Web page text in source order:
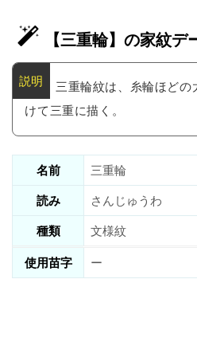
【三重輪】の家紋デ
三重輪紋は、糸輪ほど
けて三重に描く。
名前
三重輪
読み
さんじゅうわ
種類
文様紋
使用苗字
ー